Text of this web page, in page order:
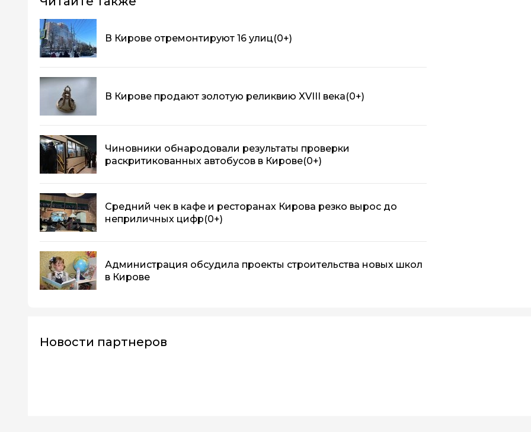
В Кирове отремонтируют 16 улиц(0+)
В Кирове продают золотую реликвию XVIII века(0+)
Чиновники обнародовали результаты проверки
раскритикованных автобусов в Кирове(0+)
Средний чек в кафе и ресторанах Кирова резко вырос до
неприличных цифр(0+)
Администрация обсудила проекты строительства новых школ
в Кирове
Новости партнеров